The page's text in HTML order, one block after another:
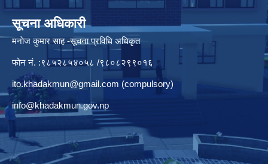
सूचना अधिकारी
मनाेज कुमार साह -सूचना प्रविधि अधिकृत
फोन नं. :९८५२८५४०५८ /९८०८२९९०१६
ito.khadakmun@gmail.com (compulsory)
info@khadakmun.gov.np